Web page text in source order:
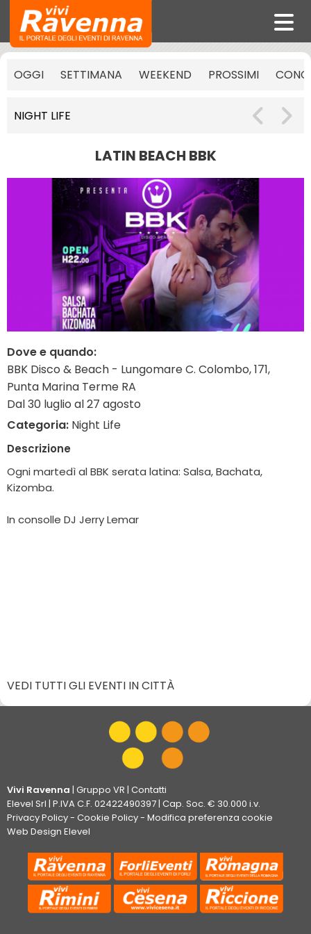
OGGI SETTIMANA WEEKEND PROSSIMI
NIGHT LIFE
LATIN BEACH BBK
Dove e quando:
BBK Disco & Beach - Lungomare C. Colombo, 171,
Punta Marina Terme RA
Dal 30 luglio al 27 agosto
Categoria: Night Life
Descrizione
Ogni martedì al BBK serata latina: Salsa, Bachata,
Kizomba.
In consolle DJ Jerry Lemar
VEDI TUTTI GLI EVENTI IN CITTÀ
Vivi Ravenna | Gruppo VR | Contatti
Elevel Srl | P.IVA C.F. 02422490397 | Cap. Soc. € 30.000 i.v.
Privacy Policy- Cookie Policy- Modifica preferenza cookie
Web Design Elevel